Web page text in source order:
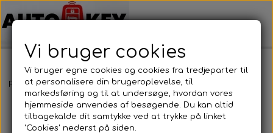
Forside Bilnøgler Fiat Nøglehus Fiat - Nøglehus
Vi bruger cookies
Vi bruger egne cookies og cookies fra tredjeparter til
at personalisere din brugeroplevelse, til
markedsføring og til at undersøge, hvordan vores
hjemmeside anvendes af besøgende. Du kan altid
tilbagekalde dit samtykke ved at trykke på linket
'Cookies' nederst på siden.